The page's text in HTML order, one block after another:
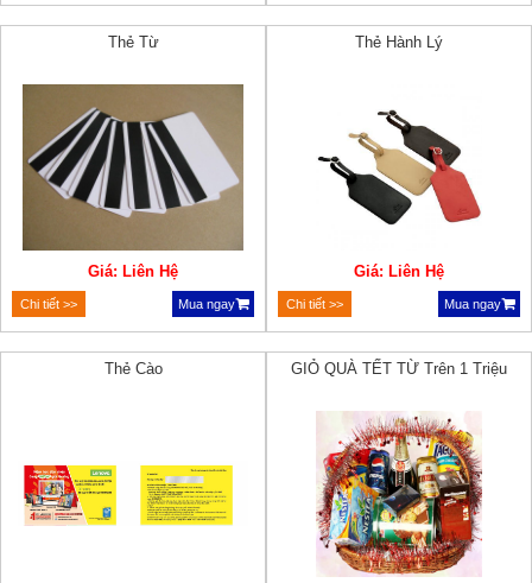
Thẻ Từ
Giá: Liên Hệ
Chi tiết >> Mua ngay
Thẻ Hành Lý
Giá: Liên Hệ
Chi tiết >> Mua ngay
Thẻ Cào GIỎ QUÀ TẾT TỪ Trên 1 Triệu